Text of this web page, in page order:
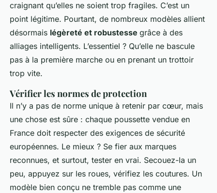
craignant qu’elles ne soient trop fragiles. C’est un
point légitime. Pourtant, de nombreux modèles allient
désormais légèreté et robustesse grâce à des
alliages intelligents. L’essentiel ? Qu’elle ne bascule
pas à la première marche ou en prenant un trottoir
trop vite.
Vérifier les normes de protection
Il n’y a pas de norme unique à retenir par cœur, mais
une chose est sûre : chaque poussette vendue en
France doit respecter des exigences de sécurité
européennes. Le mieux ? Se fier aux marques
reconnues, et surtout, tester en vrai. Secouez-la un
peu, appuyez sur les roues, vérifiez les coutures. Un
modèle bien conçu ne tremble pas comme une